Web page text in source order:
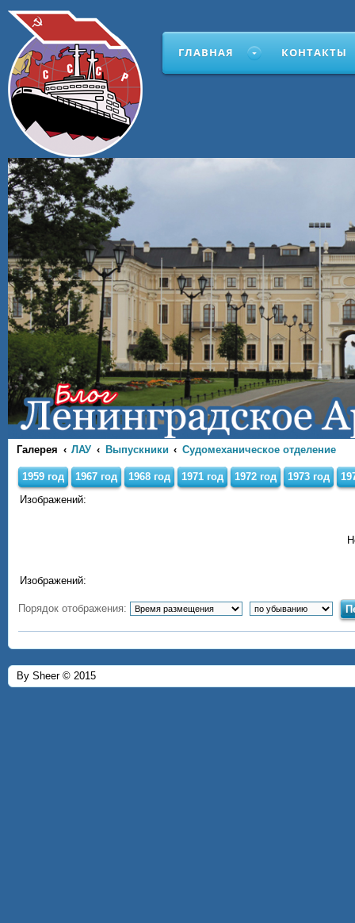
ГЛАВНАЯ КОНТАКТЫ
Галерея ЛАУ Выпускники Судомеханическое отделение
1959 год 1967 год 1968 год 1971 год 1972 год 1973 год
Изображений:
Изображений:
Порядок отображения:
By Sheer © 2015